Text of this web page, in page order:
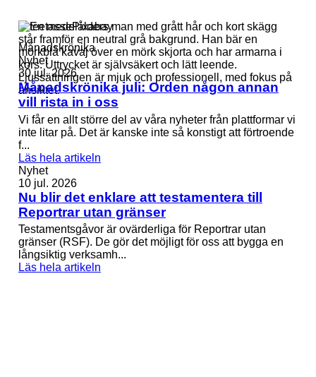
Månadskrönika
Nyhet
30 jul. 2026
Månadskrönika juli: Orden någon annan
vill rista in i oss
Vi får en allt större del av våra nyheter från plattformar vi
inte litar på. Det är kanske inte så konstigt att förtroende
f...
Läs hela artikeln
Nyhet
10 jul. 2026
Nu blir det enklare att testamentera till
Reportrar utan gränser
Testamentsgåvor är ovärderliga för Reportrar utan
gränser (RSF). De gör det möjligt för oss att bygga en
långsiktig verksamh...
Läs hela artikeln